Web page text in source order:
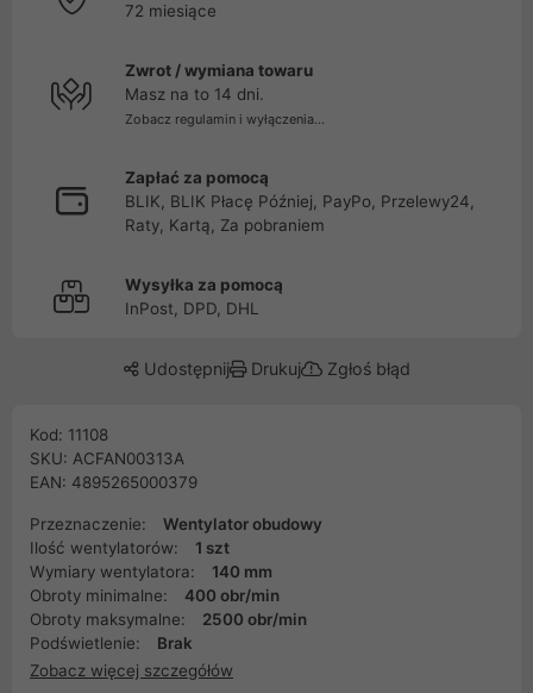
72 miesiące
Zwrot / wymiana towaru
Masz na to 14 dni.
Zobacz regulamin i wyłączenia...
Zapłać za pomocą
BLIK, BLIK Płacę Później, PayPo, Przelewy24,
Raty, Kartą, Za pobraniem
Wysyłka za pomocą
InPost, DPD, DHL
Udostępnij Drukuj Zgłoś błąd
Kod: 11108
SKU: ACFAN00313A
EAN: 4895265000379
Przeznaczenie:
Wentylator obudowy
Ilość wentylatorów:
1 szt
Wymiary wentylatora:
140 mm
Obroty minimalne:
400 obr/min
Obroty maksymalne:
2500 obr/min
Podświetlenie:
Brak
Zobacz więcej szczegółów